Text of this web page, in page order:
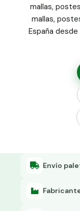
Panel
Poste
Poste
Alambre
Grapa
Grapadora
Tensor
mallas,
mallas,
España
Envío